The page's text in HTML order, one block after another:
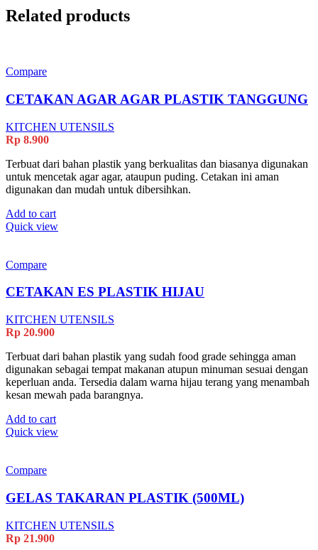
Related products
Compare
CETAKAN AGAR AGAR PLASTIK TANGGUNG
KITCHEN UTENSILS
Rp 8.900
Terbuat dari bahan plastik yang berkualitas dan biasanya digunakan
untuk mencetak agar agar, ataupun puding. Cetakan ini aman
digunakan dan mudah untuk dibersihkan.
Add to cart
Quick view
Compare
CETAKAN ES PLASTIK HIJAU
KITCHEN UTENSILS
Rp 20.900
Terbuat dari bahan plastik yang sudah food grade sehingga aman
digunakan sebagai tempat makanan atupun minuman sesuai dengan
keperluan anda. Tersedia dalam warna hijau terang yang menambah
kesan mewah pada barangnya.
Add to cart
Quick view
Compare
GELAS TAKARAN PLASTIK (500ML)
KITCHEN UTENSILS
Rp 21.900